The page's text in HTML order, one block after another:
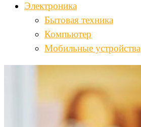
Электроника
Бытовая техника
Компьютер
Мобильные устройства